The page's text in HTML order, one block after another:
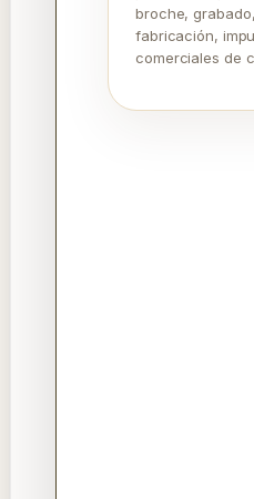
broche,
fabricación,
comerciales de